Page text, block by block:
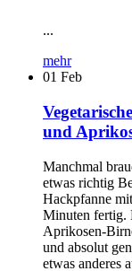
...
mehr
01 Feb
und
Manchmal
etwas richtig
Hackpfanne
Minuten fertig.
Aprikosen-
und absolut
etwas anderes